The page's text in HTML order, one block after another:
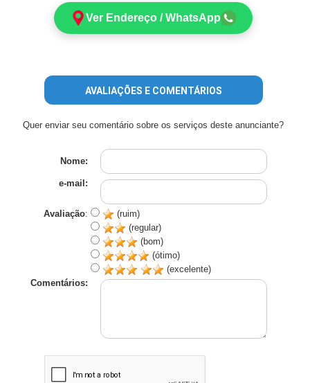
Ver Endereço / WhatsApp
AVALIAÇÕES E COMENTÁRIOS
Quer enviar seu comentário sobre os serviços deste anunciante?
Nome:
e-mail:
Avaliação:
(ruim)
(regular)
(bom)
(ótimo)
(excelente)
Comentários: